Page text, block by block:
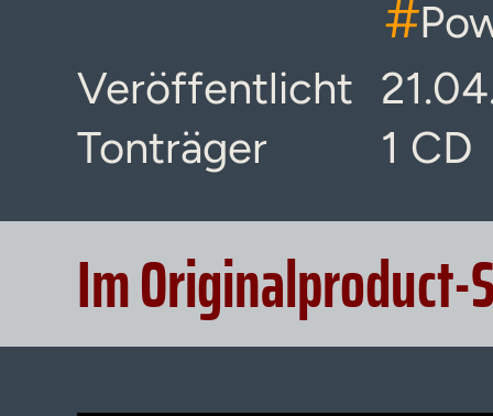
#
Veröffentlicht
Tonträger
1 CD
Im